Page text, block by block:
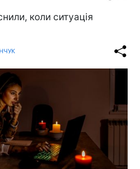
коли ситуація